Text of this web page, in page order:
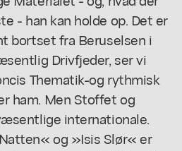
- han kan holde op. Det er
bortset fra Beruselsen i
Drivfjeder, ser vi
Thematik-og rythmisk
ham. Men Stoffet og
internationale.
og »Isis Slør« er